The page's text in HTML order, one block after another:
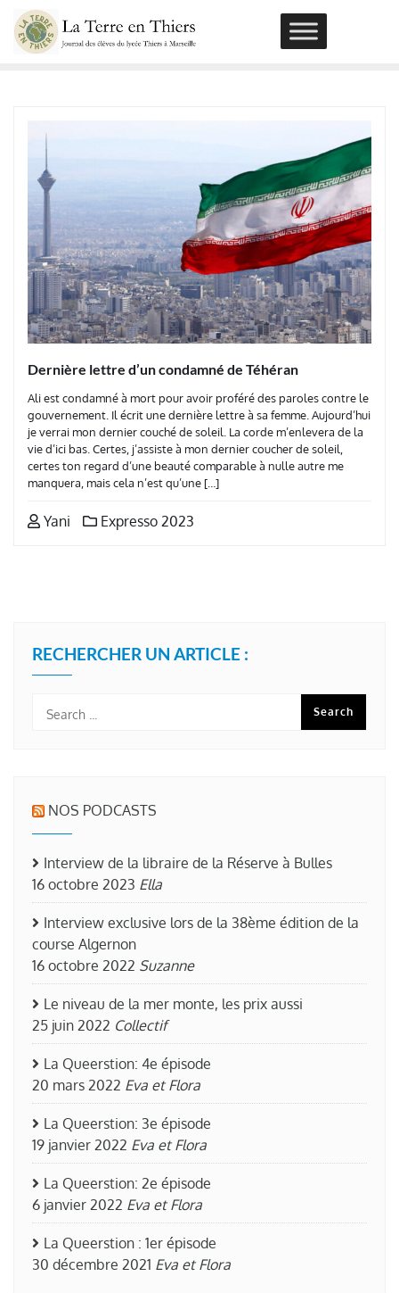
Skip
content
Dernière lettre d’un condamné de Téhéran
Ali est condamné à mort pour avoir proféré des paroles contre le
gouvernement. Il écrit une dernière lettre à sa femme. ‌Aujourd’hui
je verrai mon dernier couché de soleil. La corde m’enlevera de la
vie d’ici bas. Certes, j’assiste à mon dernier coucher de soleil,
certes ‌ton regard d’une beauté comparable à nulle autre me
manquera, mais cela n’est qu’une […]
Yani Expresso 2023
RECHERCHER UN ARTICLE :
NOS PODCASTS
Interview de la libraire de la Réserve à Bulles
16 octobre 2023 Ella
Interview exclusive lors de la 38ème édition de la
course Algernon
16 octobre 2022 Suzanne
Le niveau de la mer monte, les prix aussi
25 juin 2022 Collectif
La Queerstion: 4e épisode
20 mars 2022 Eva et Flora
La Queerstion: 3e épisode
19 janvier 2022 Eva et Flora
La Queerstion: 2e épisode
6 janvier 2022 Eva et Flora
La Queerstion : 1er épisode
30 décembre 2021 Eva et Flora